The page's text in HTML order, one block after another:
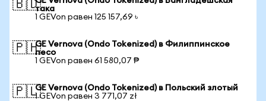
🇧🇩така
1 GEVon равен 125 157,69 ৳
🇵🇭GE Vernova (Ondo Tokenized) в Филиппинское
песо
1 GEVon равен 61 580,07 ₱
🇵🇱GE Vernova (Ondo Tokenized) в Польский злотый
1 GEVon равен 3 771,07 zł